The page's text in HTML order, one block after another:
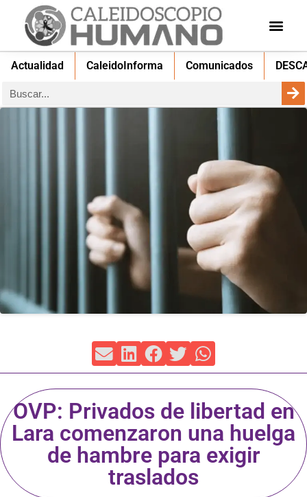
Actualidad CaleidoInforma Comunicados
OVP: Privados de libertad en
Lara comenzaron una huelga
de hambre para exigir
traslados